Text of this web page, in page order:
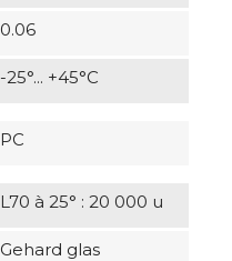
0.06
-25°... +45°C
PC
L70 à 25° : 20 000 u
Gehard glas